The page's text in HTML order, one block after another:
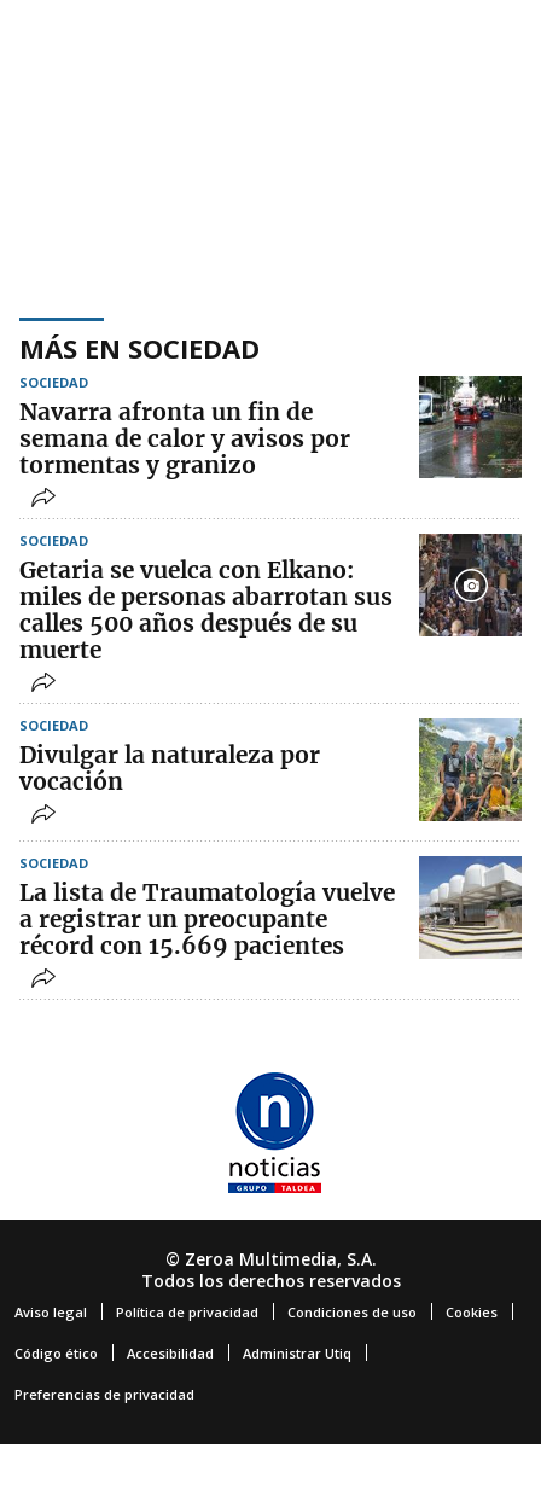
MÁS EN SOCIEDAD
SOCIEDAD
Navarra afronta un fin de
semana de calor y avisos por
tormentas y granizo
SOCIEDAD
Getaria se vuelca con Elkano:
miles de personas abarrotan sus
calles 500 años después de su
muerte
SOCIEDAD
Divulgar la naturaleza por
vocación
SOCIEDAD
La lista de Traumatología vuelve
a registrar un preocupante
récord con 15.669 pacientes
© Zeroa Multimedia, S.A.
Todos los derechos reservados
Aviso legal Política de privacidad Condiciones de uso Cookies
Código ético Accesibilidad Administrar Utiq
Preferencias de privacidad